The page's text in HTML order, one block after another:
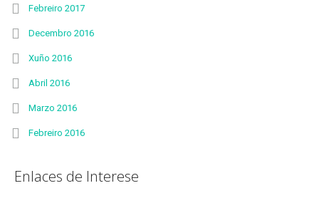
Febreiro 2017
Decembro 2016
Xuño 2016
Abril 2016
Marzo 2016
Febreiro 2016
Enlaces de Interese